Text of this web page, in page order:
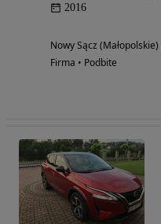
2016
Nowy Sącz (Małopolskie)
Firma • Podbite